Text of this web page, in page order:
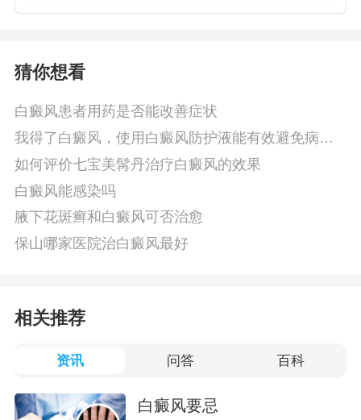
猜你想看
白癜风患者用药是否能改善症状
我得了白癜风，使用白癜风防护液能有效避免病情
加重吗
如何评价七宝美髯丹治疗白癜风的效果
白癜风能感染吗
腋下花斑癣和白癜风可否治愈
保山哪家医院治白癜风最好
相关推荐
资讯 问答 百科
白癜风要忌